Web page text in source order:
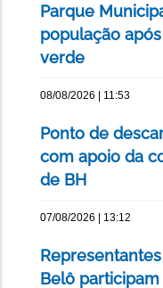
Parque
população
verde
08/08/2026 | 11:53
Ponto de
com apoio da
de BH
07/08/2026 | 13:12
Belô